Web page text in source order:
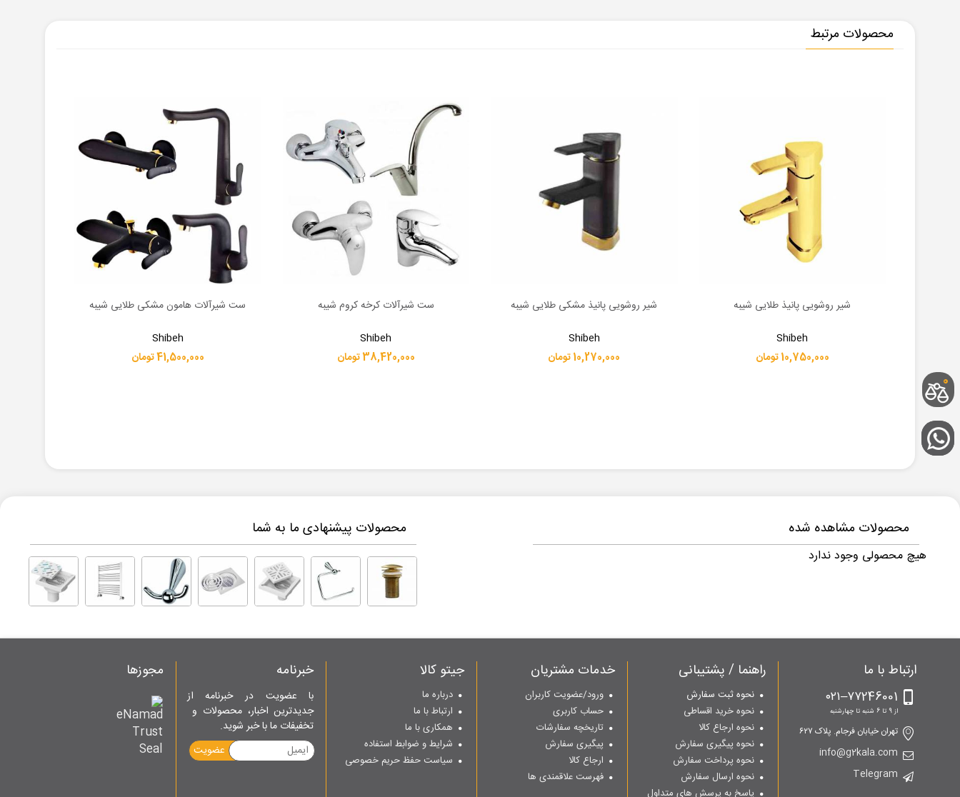
محصولات مرتبط
اطلاعات بیشترشیر روشویی پانیذ طلایی شیبه
Shibeh
10,750,000 تومان
اطلاعات بیشتر
شیر روشویی پانیذ مشکی طلایی شیبه
Shibeh
10,270,000 تومان
اطلاعات بیشترست شیرآلات کرخه کروم شیبه
Shibeh
38,420,000 تومان
اطلاعات بیشتر
ست شیرآلات هامون مشکی طلایی شیبه
Shibeh
41,500,000 تومان
محصولات مشاهده شده
هیچ محصولی وجود ندارد
محصولات پیشنهادی ما به شما
ارتباط با ما
۷۷246001–۰۲۱
از 9 تا 6 شنبه تا چهارشنبه
تهران خیابان فرجام. پلاک ۶۲۷
info@g2kala.com
Telegram
راهنما / پشتیبانی
نحوه ثبت سفارش
نحوه خرید اقساطی
نحوه ارجاع کالا
نحوه پیگیری سفارش
نحوه پرداخت سفارش
نحوه ارسال سفارش
پاسخ به پرسش های متداول
خدمات مشتریان
ورود/عضویت کاربران
حساب کاربری
تاریخچه سفارشات
پیگیری سفارش
ارجاع کالا
فهرست علاقمندی ها
جیتو کالا
درباره ما
ارتباط با ما
همکاری با ما
شرایط و ضوابط استفاده
سیاست حفظ حریم خصوصی
خبرنامه
با عضویت در خبرنامه از
جدیدترین اخبار، محصولات و
تخفیفات ما با خبر شوید.
عضویت
مجوزها
0